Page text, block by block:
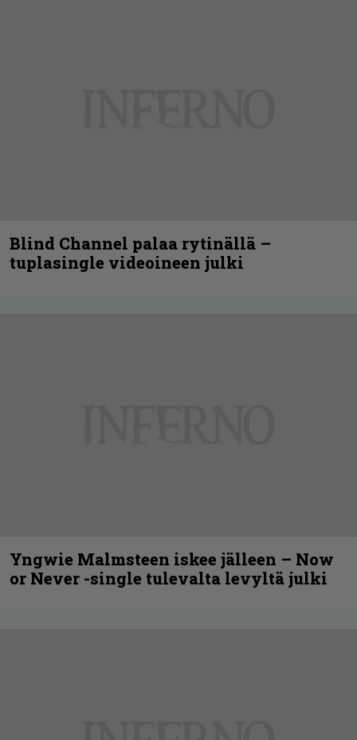
Blind Channel palaa rytinällä –
tuplasingle videoineen julki
Yngwie Malmsteen iskee jälleen – Now
or Never -single tulevalta levyltä julki